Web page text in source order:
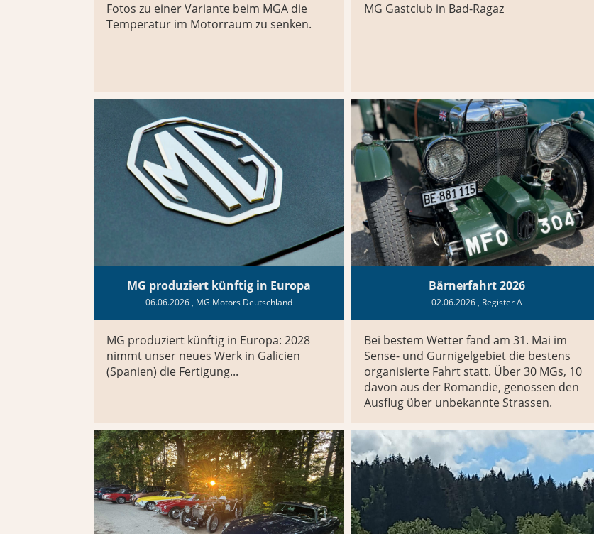
Fotos zu einer Variante beim MGA die
Temperatur im Motorraum zu senken.
MG Gastclub in Bad-Ragaz
MG produziert künftig in Europa
06.06.2026 , MG Motors Deutschland
MG produziert künftig in Europa: 2028
nimmt unser neues Werk in Galicien
(Spanien) die Fertigung...
Bärnerfahrt 2026
02.06.2026, Register A
Bei bestem Wetter fand am 31. Mai im
Sense- und Gurnigelgebiet die bestens
organisierte Fahrt statt. Über 30 MGs, 10
davon aus der Romandie, genossen den
Ausflug über unbekannte Strassen.